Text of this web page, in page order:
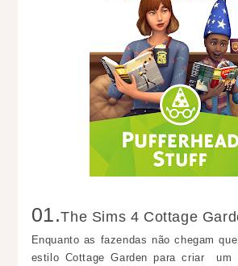
01.The Sims 4 Cottage
Enquanto as fazendas não chegam
estilo Cottage Garden para criarum